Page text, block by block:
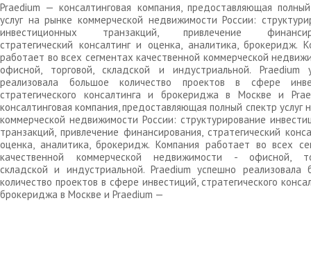
Praedium — консалтинговая компания, предоставляющая
услуг на рынке коммерческой недвижимости России:
инвестиционных транзакций, привлечение
стратегический консалтинг и оценка, аналитика, брокеридж.
работает во всех сегментах качественной коммерческой
офисной, торговой, складской и индустриальной. Praedium
реализовала большое количество проектов в сфере
стратегического консалтинга и брокериджа в Москве и
консалтинговая компания, предоставляющая полный спектр услуг
коммерческой недвижимости России: структурирование
транзакций, привлечение финансирования, стратегический
оценка, аналитика, брокеридж. Компания работает во всех
качественной коммерческой недвижимости - офисной,
складской и индустриальной. Praedium успешно реализовала
количество проектов в сфере инвестиций, стратегического
брокериджа в Москве и Praedium —